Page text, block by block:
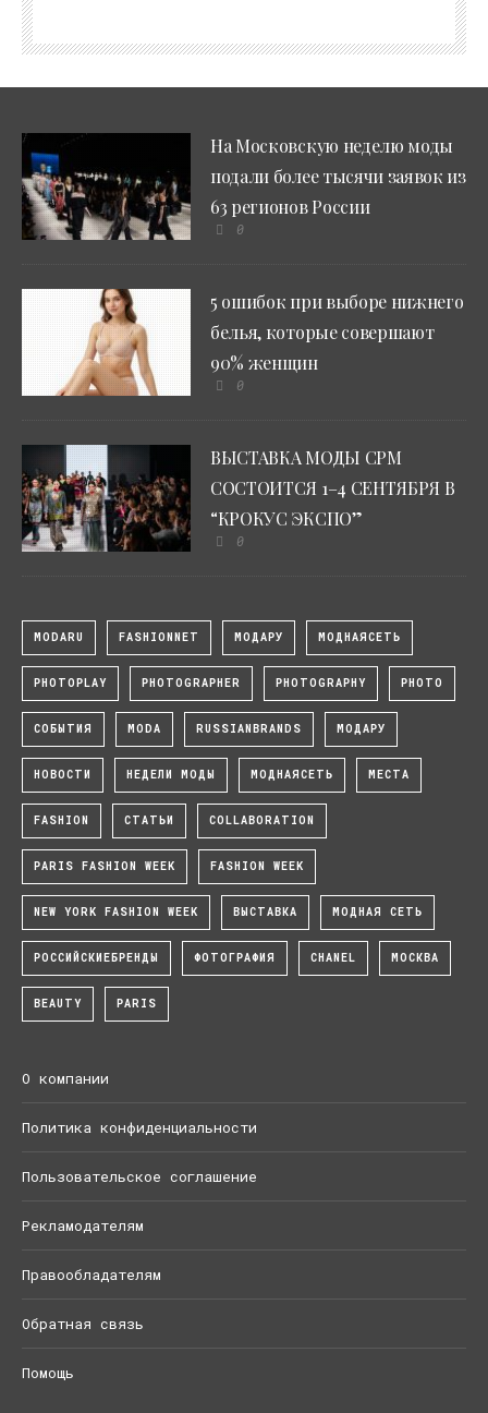
На Московскую неделю моды
подали более тысячи заявок из
63 регионов России
0
5 ошибок при выборе нижнего
белья, которые совершают
90% женщин
0
ВЫСТАВКА МОДЫ CPM
СОСТОИТСЯ 1–4 СЕНТЯБРЯ В
“КРОКУС ЭКСПО”
0
MODARU FASHIONNET МОДАРУ МОДНАЯСЕТЬ
PHOTOPLAY PHOTOGRAPHER PHOTOGRAPHY PHOTO
СОБЫТИЯ MODA RUSSIANBRANDS МОДАРУ
НОВОСТИ НЕДЕЛИ МОДЫ МОДНАЯСЕТЬ МЕСТА
FASHION СТАТЬИ COLLABORATION
PARIS FASHION WEEK FASHION WEEK
NEW YORK FASHION WEEK ВЫСТАВКА МОДНАЯ СЕТЬ
РОССИЙСКИЕБРЕНДЫ ФОТОГРАФИЯ CHANEL МОСКВА
BEAUTY PARIS
О компании
Политика конфиденциальности
Пользовательское соглашение
Рекламодателям
Правообладателям
Обратная связь
Помощь